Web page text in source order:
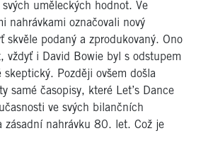
uměleckých hodnot. Ve
nahrávkami označovali nový
skvěle podaný a zprodukovaný. Ono
vždyť i David Bowie byl s odstupem
Později ovšem došla
samé časopisy, které Let’s Dance
ve svých bilančních
zásadní nahrávku 80. let. Což je